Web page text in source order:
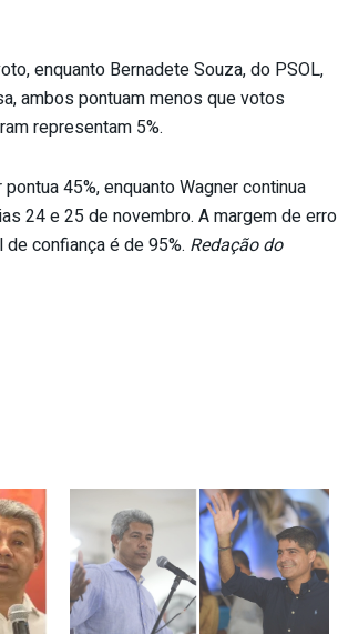
enquanto Bernadete Souza, do PSOL,
ambos pontuam menos que votos
representam 5%.
45%, enquanto Wagner continua
24 e 25 de novembro. A margem de erro
confiança é de 95%. Redação do